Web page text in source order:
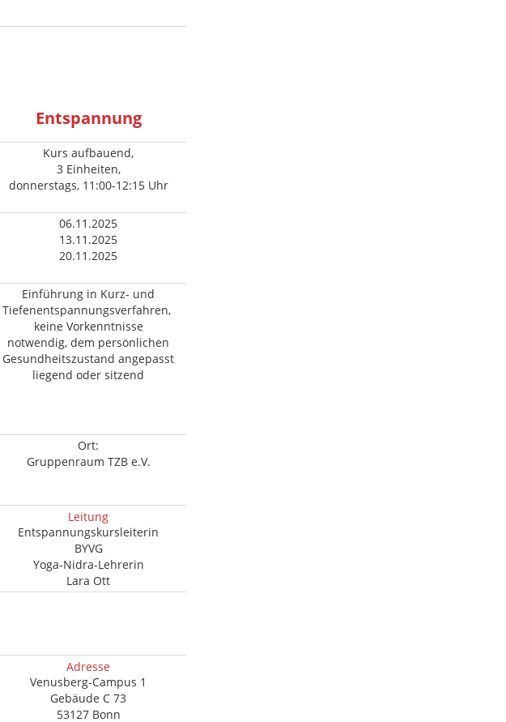
Entspannung
Kurs aufbauend,
3 Einheiten,
donnerstags, 11:00-12:15 Uhr
06.11.2025
13.11.2025
20.11.2025
Einführung in Kurz- und
Tiefenentspannungsverfahren,
keine Vorkenntnisse
notwendig, dem persönlichen
Gesundheitszustand angepasst
liegend oder sitzend
Ort:
Gruppenraum TZB e.V.
Leitung
Entspannungskursleiterin
BYVG
Yoga-Nidra-Lehrerin
Lara Ott
Adresse
Venusberg-Campus 1
Gebäude C 73
53127 Bonn